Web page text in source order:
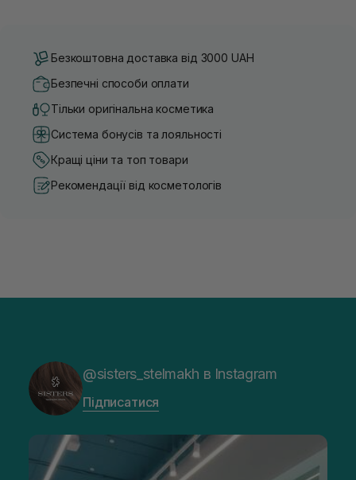
Безкоштовна доставка від 3000 UAH
Безпечні способи оплати
Тільки оригінальна косметика
Система бонусів та лояльності
Кращі ціни та топ товари
Рекомендації від косметологів
@sisters_stelmakh в Instagram
Підписатися